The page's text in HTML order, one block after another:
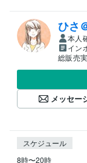
ひさ
本人
イン
総販売
メッセー
スケジュール
8時〜20時